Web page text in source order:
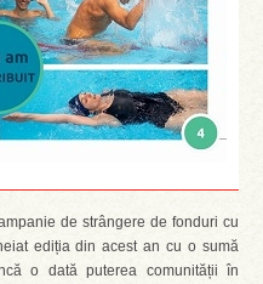
de strângere de fonduri cu
ediția din acest an cu o sumă
o dată puterea comunității în